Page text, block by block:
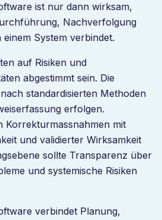
ist nur dann wirksam,
Nachverfolgung
System verbindet.
auf Risiken und
abgestimmt sein. Die
standardisierten Methoden
erfolgen.
Korrekturmassnahmen mit
und validierter Wirksamkeit
sollte Transparenz über
und systemische Risiken
verbindet Planung,